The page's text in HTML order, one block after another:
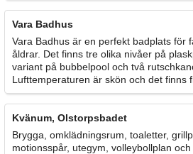
Vara Badhus
Vara Badhus är en perfekt badplats för
åldrar. Det finns tre olika nivåer på
variant på bubbelpool och två
Lufttemperaturen är skön och det finns
Kvänum, Olstorpsbadet
Brygga, omklädningsrum, toaletter,
motionsspår, utegym, volleybollplan och